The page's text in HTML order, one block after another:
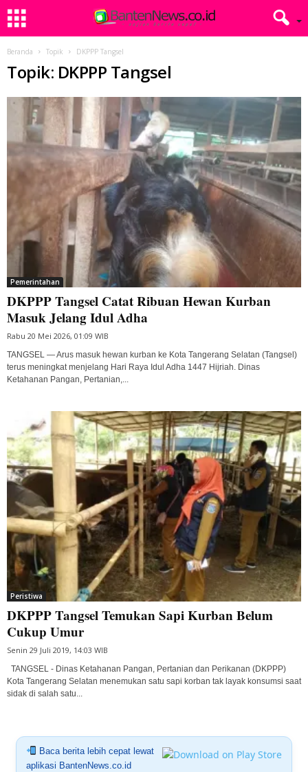
Beranda Topik DKPPP Tangsel
Topik: DKPPP Tangsel
Pemerintahan
DKPPP Tangsel Catat Ribuan Hewan Kurban
Masuk Jelang Idul Adha
Rabu 20 Mei 2026, 01:09 WIB
TANGSEL — Arus masuk hewan kurban ke Kota Tangerang Selatan (Tangsel)
terus meningkat menjelang Hari Raya Idul Adha 1447 Hijriah. Dinas
Ketahanan Pangan, Pertanian,...
Peristiwa
DKPPP Tangsel Temukan Sapi Kurban Belum
Cukup Umur
Senin 29 Juli 2019, 14:03 WIB
TANGSEL - Dinas Ketahanan Pangan, Pertanian dan Perikanan (DKPPP)
Kota Tangerang Selatan menemukan satu sapi korban tak layak konsumsi saat
sidak di salah satu...
Baca berita lebih cepat lewat
aplikasi BantenNews.co.id